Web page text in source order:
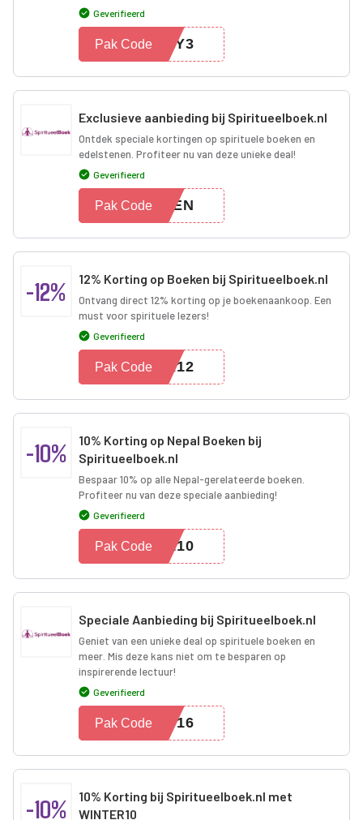
Geverifieerd
RRY3
Pak Code
Exclusieve aanbieding bij Spiritueelboek.nl
Ontdek speciale kortingen op spirituele boeken en
edelstenen. Profiteer nu van deze unieke deal!
Geverifieerd
TEEN
Pak Code
-12% 12% Korting op Boeken bij Spiritueelboek.nl
Ontvang direct 12% korting op je boekenaankoop. Een
must voor spirituele lezers!
Geverifieerd
EK12
Pak Code
-10%
10% Korting op Nepal Boeken bij
Spiritueelboek.nl
Bespaar 10% op alle Nepal-gerelateerde boeken.
Profiteer nu van deze speciale aanbieding!
Geverifieerd
AL10
Pak Code
Speciale Aanbieding bij Spiritueelboek.nl
Geniet van een unieke deal op spirituele boeken en
meer. Mis deze kans niet om te besparen op
inspirerende lectuur!
Geverifieerd
G16
Pak Code
-10%
10% Korting bij Spiritueelboek.nl met
WINTER10